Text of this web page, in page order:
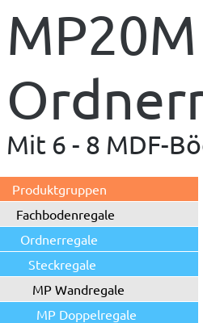
Mit 6 - 8 MDF-
Produktgruppen
Fachbodenregale
Ordnerregale
Steckregale
MP Wandregale
MP Doppelregale